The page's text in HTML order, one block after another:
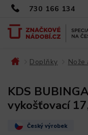
730 166 134
Doplňky Nože
KDS
vykošťovací
Český výrobek